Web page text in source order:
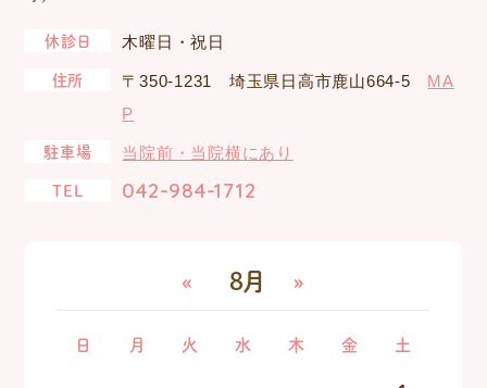
休診日 木曜日・祝日
住所 〒350-1231 埼玉県日高市鹿山664-5 MA
P
駐車場 当院前・当院横にあり
TEL 042-984-1712
« 8月 »
日 月 火 水 木 金
土